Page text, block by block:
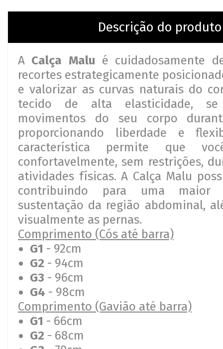
Descrição do produto
A Calça Malu é cuidadosamente
recortes estrategicamente
e valorizar as curvas naturais do
tecido de alta elasticidade,
movimentos do seu corpo
proporcionando liberdade e
característica permite que
confortavelmente, sem restrições,
atividades físicas. A Calça Malu
contribuindo para uma maior
sustentação da região abdominal,
visualmente as pernas.
Comprimento (Cós até barra)
G1 - 92cm
G2 - 94cm
G3 - 96cm
G4 - 98cm
Comprimento (Gavião até barra)
G1 - 66cm
G2 - 68cm